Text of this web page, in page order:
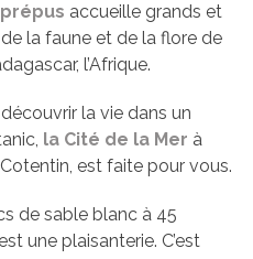
accueille grands et
la faune et de la flore de
l’Afrique.
la vie dans un
la Cité de la Mer à
est faite pour vous.
de sable blanc à 45
une plaisanterie. C’est